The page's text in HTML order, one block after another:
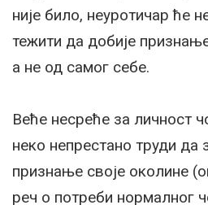
није било, неуротичар ће
тежити да добије
а не од самог себе.
Веће несреће за личност
неко непрестано труди да
признање своје околине
реч о потреби нормалног